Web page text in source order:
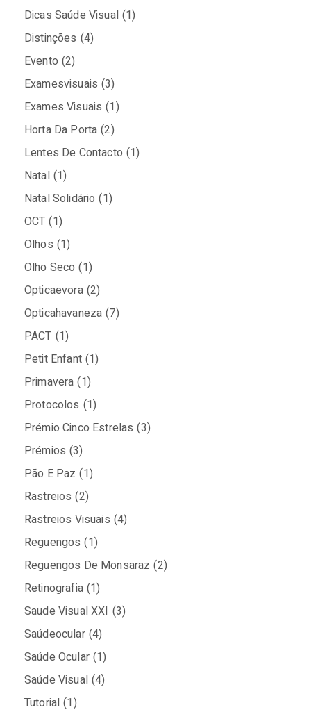
Dicas Saúde Visual (1)
Distinções (4)
Evento (2)
Examesvisuais (3)
Exames Visuais (1)
Horta Da Porta (2)
Lentes De Contacto (1)
Natal (1)
Natal Solidário (1)
OCT (1)
Olhos (1)
Olho Seco (1)
Opticaevora (2)
Opticahavaneza (7)
PACT (1)
Petit Enfant (1)
Primavera (1)
Protocolos (1)
Prémio Cinco Estrelas (3)
Prémios (3)
Pão E Paz (1)
Rastreios (2)
Rastreios Visuais (4)
Reguengos (1)
Reguengos De Monsaraz (2)
Retinografia (1)
Saude Visual XXI (3)
Saúdeocular (4)
Saúde Ocular (1)
Saúde Visual (4)
Tutorial (1)